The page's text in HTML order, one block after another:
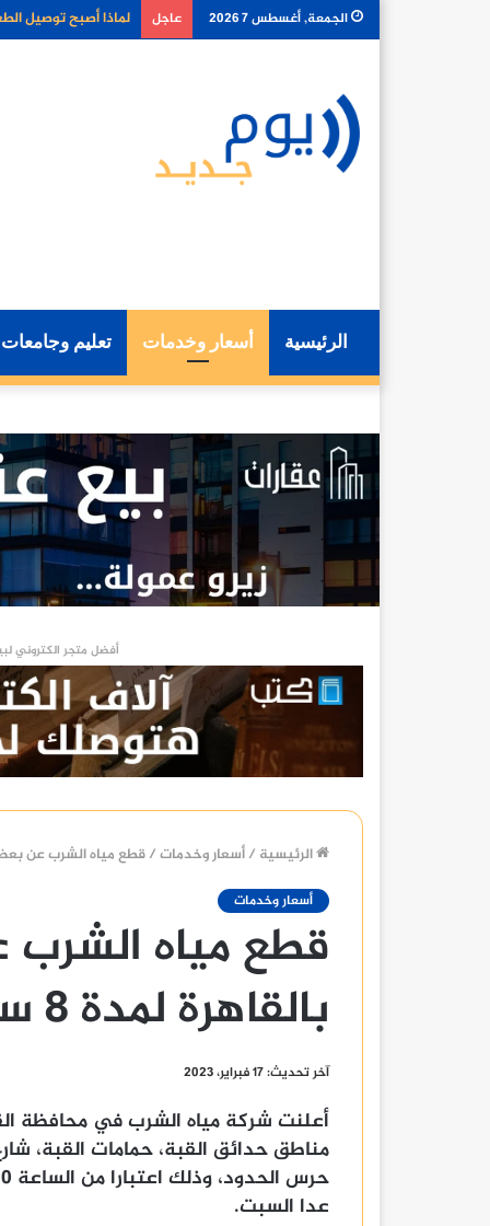
الجمعة, أغسطس 7 2026 عاجل كيف تغير أدوات
الرئيسية أسعار وخدمات تعليم وجامعات
أفضل متجر الكتروني
الرئيسية /أسعار وخدمات/قطع مياه الشرب عن بعض
أسعار وخدمات
قطع مياه
بالقاهرة لمدة 8 ساعات
آخر تحديث: 17 فبراير، 2023
مناطق حدائق القبة، حمامات القبة،
عدا السبت.